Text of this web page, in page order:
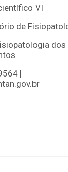
VI
de
dos
|